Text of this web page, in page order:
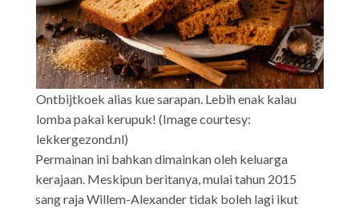
Ontbijtkoek alias kue sarapan. Lebih enak kalau
lomba pakai kerupuk! (Image courtesy:
lekkergezond.nl)
Permainan ini bahkan dimainkan oleh keluarga
kerajaan. Meskipun beritanya, mulai tahun 2015
sang raja Willem-Alexander tidak boleh lagi ikut